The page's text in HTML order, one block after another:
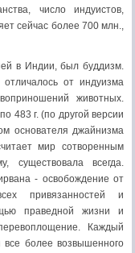
число индуистов,
сейчас более 700 млн.,
в Индии, был буддизм.
от индуизма
животных.
483 г. (по другой версии
основателя джайнизма
мир сотворенным
существовала всегда.
- освобождение от
привязанностей и
праведной жизни и
Каждый
все более возвышенного